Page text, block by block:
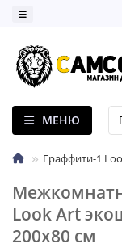
МЕНЮ
Граффити-1
Look Art
200x80 см